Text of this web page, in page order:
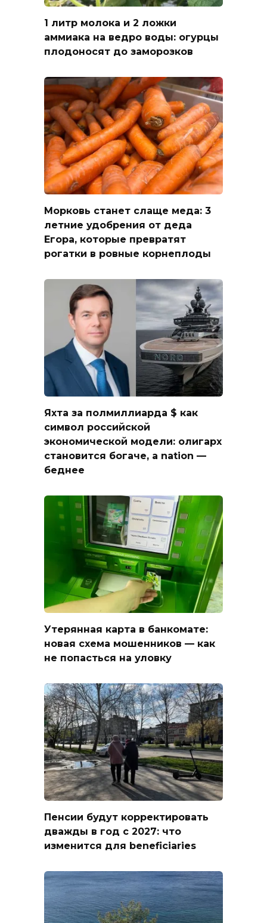
1 литр молока и 2 ложки
аммиака на ведро воды: огурцы
плодоносят до заморозков
Морковь станет слаще меда: 3
летние удобрения от деда
Егора, которые превратят
рогатки в ровные корнеплоды
Яхта за полмиллиарда $ как
символ российской
экономической модели: олигарх
становится богаче, а nation —
беднее
Утерянная карта в банкомате:
новая схема мошенников — как
не попасться на уловку
Пенсии будут корректировать
дважды в год с 2027: что
изменится для beneficiaries